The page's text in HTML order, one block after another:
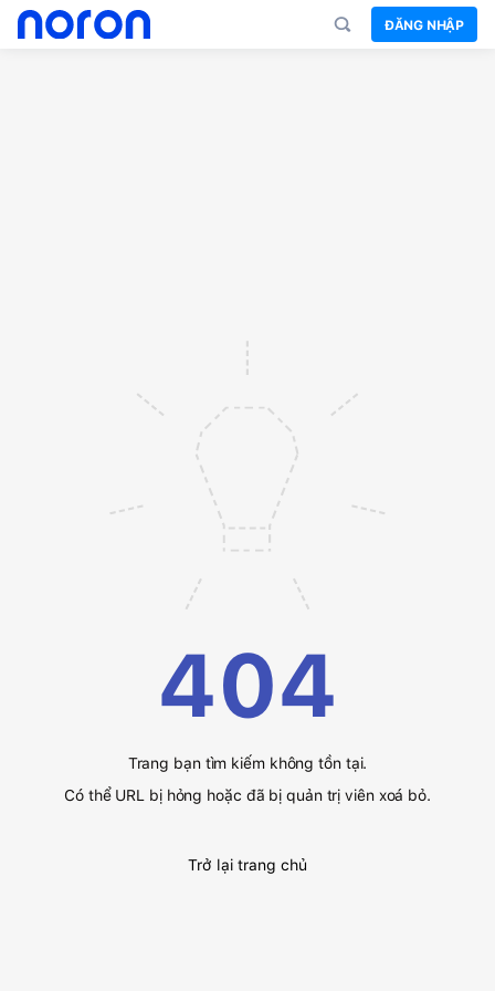
ĐĂNG NHẬP
404
Trang bạn tìm kiếm không tồn tại.
Có thể URL bị hỏng hoặc đã bị quản trị viên xoá bỏ.
Trở lại trang chủ